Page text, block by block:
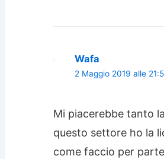
Wafa
2 Maggio 2019 alle
Mi piacerebbe tanto
questo settore ho la
come faccio per